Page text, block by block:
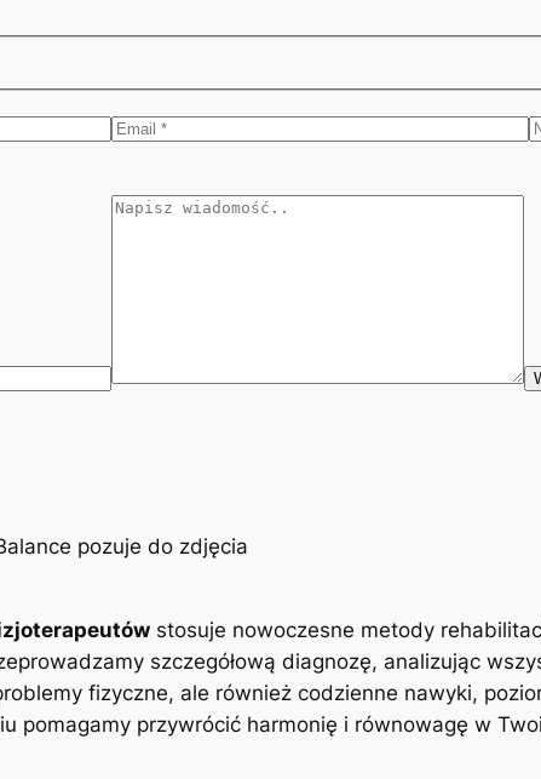
stosuje nowoczesne metody
szczegółową diagnozę, analizując
fizyczne, ale również codzienne nawyki,
pomagamy przywrócić harmonię i równowagę w